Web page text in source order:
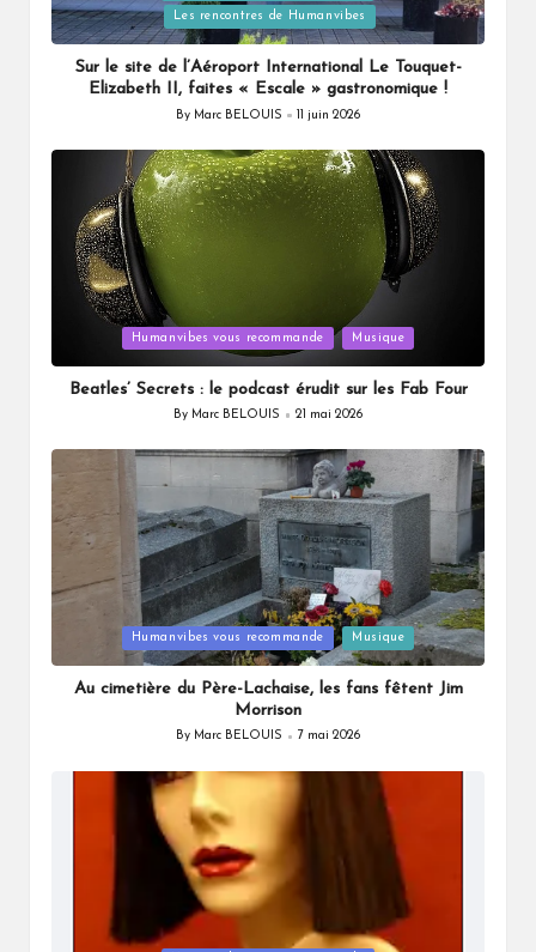
in
Les rencontres de Humanvibes
Sur le site de l’Aéroport International Le Touquet-
Elizabeth II, faites « Escale » gastronomique !
Posted
By Marc BELOUIS 11 juin 2026
in
Humanvibes vous recommande Musique
Beatles’ Secrets : le podcast érudit sur les Fab Four
Posted
By Marc BELOUIS 21 mai 2026
in
Humanvibes vous recommande Musique
Au cimetière du Père-Lachaise, les fans fêtent Jim
Morrison
Posted
By Marc BELOUIS 7 mai 2026